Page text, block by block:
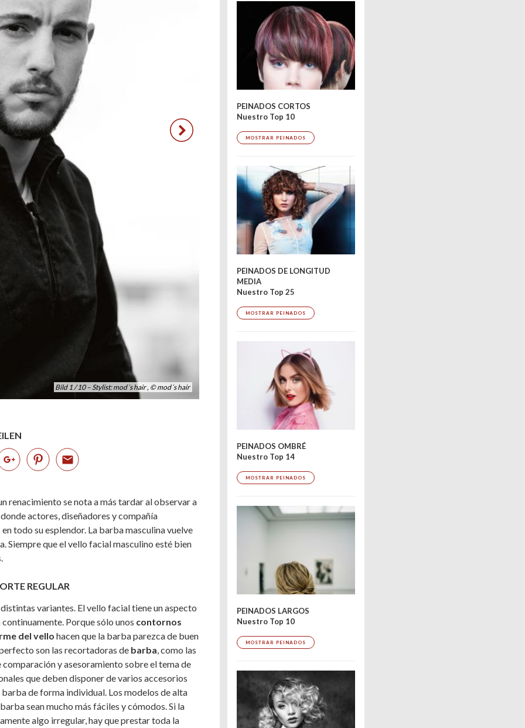
Bild 1 / 10 – Stylist: mod´s hair , © mod´s hair
renacimiento se nota a más tardar al observar a
actores, diseñadores y compañía
todo su esplendor. La barba masculina vuelve
Siempre que el vello facial masculino esté bien
REGULAR
variantes. El vello facial tiene un aspecto
Porque sólo unos contornos
del vello hacen que la barba parezca de buen
son las recortadoras de barba, como las
comparación y asesoramiento sobre el tema de
que deben disponer de varios accesorios
de forma individual. Los modelos de alta
sean mucho más fáciles y cómodos. Si la
algo irregular, hay que prestar toda la
PEINADOS CORTOS
Nuestro Top 10
MOSTRAR PEINADOS
PEINADOS DE LONGITUD
MEDIA
Nuestro Top 25
MOSTRAR PEINADOS
PEINADOS OMBRÉ
Nuestro Top 14
MOSTRAR PEINADOS
PEINADOS LARGOS
Nuestro Top 10
MOSTRAR PEINADOS